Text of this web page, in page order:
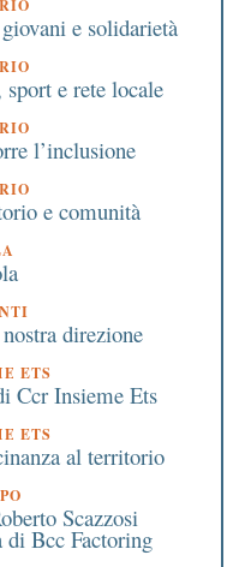
e solidarietà
e rete locale
l’inclusione
e comunità
direzione
ETS
Ccr Insieme Ets
ETS
al territorio
Scazzosi
Bcc Factoring